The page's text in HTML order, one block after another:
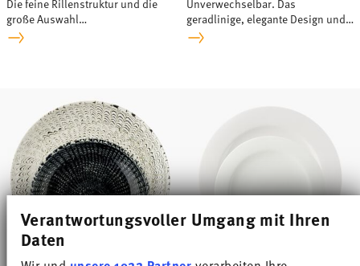
Verantwortungsvoller Umgang mit Ihren
Daten
Die feine Rillenstruktur und die
große Auswahl
unterschiedlichster Artikel
Unverwechselbar. Das
geradlinige, elegante Design und
die markanten Deckelknäufe